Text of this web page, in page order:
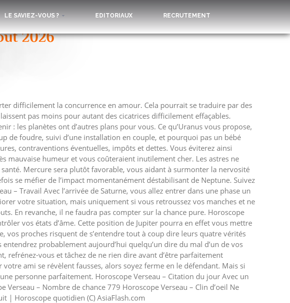
LE SAVIEZ-VOUS ? EDITORIAUX RECRUTEMENT
2026
difficilement la concurrence en amour. Cela pourrait se traduire par des
pas moins pour autant des cicatrices difficilement effaçables.
: les planètes ont d’autres plans pour vous. Ce qu’Uranus vous propose,
de foudre, suivi d’une installation en couple, et pourquoi pas un bébé
contraventions éventuelles, impôts et dettes. Vous éviterez ainsi
mauvaise humeur et vous coûteraient inutilement cher. Les astres ne
Mercure sera plutôt favorable, vous aidant à surmonter la nervosité
se méfier de l’impact momentanément déstabilisant de Neptune. Suivez
– Travail Avec l’arrivée de Saturne, vous allez entrer dans une phase un
votre situation, mais uniquement si vous retroussez vos manches et ne
En revanche, il ne faudra pas compter sur la chance pure. Horoscope
vos états d’âme. Cette position de Jupiter pourra en effet vous mettre
proches risquent de s’entendre tout à coup dire leurs quatre vérités
probablement aujourd’hui quelqu’un dire du mal d’un de vos
vous et tâchez de ne rien dire avant d’être parfaitement
ami se révèlent fausses, alors soyez ferme en le défendant. Mais si
personne parfaitement. Horoscope Verseau – Citation du jour Avec un
– Nombre de chance 779 Horoscope Verseau – Clin d’oeil Ne
| Horoscope quotidien (C) AsiaFlash.com